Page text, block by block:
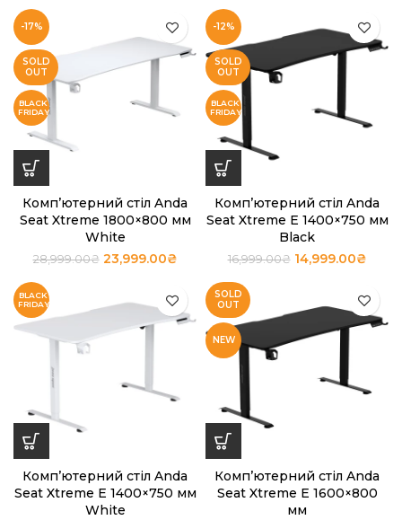
-17%
SOLD
OUT
Комп’ютерний стіл Anda
Seat Xtreme 1800×800 мм
White
28,999.00₴ 23,999.00₴
-12%
SOLD
OUT
Комп’ютерний стіл Anda
Seat Xtreme E 1400×750 мм
Black
16,999.00₴ 14,999.00₴
Комп’ютерний стіл Anda
Seat Xtreme E 1400×750 мм
White
SOLD
OUT
NEW
Комп’ютерний стіл Anda
Seat Xtreme E 1600×800
мм